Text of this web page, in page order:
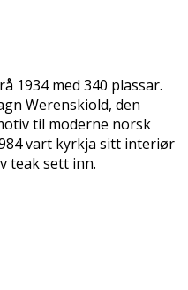
1934 med 340 plassar.
Werenskiold, den
til moderne norsk
vart kyrkja sitt interiør
teak sett inn.